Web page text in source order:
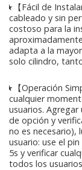
★【Fácil de
cableado y sin
costoso para la
adapta a la
solo cilindro,
★【Operación
cualquier
usuarios.
de opción y
no es necesario),
usuario: use el
5s y verificar
todos los